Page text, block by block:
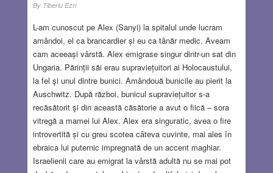
By Tiberiu Ezri
L-am cunoscut pe Alex (Sanyi) la spitalul unde lucram
amândoi, el ca brancardier și eu ca tânăr medic. Aveam
cam aceeași vârstă. Alex emigrase singur dintr-un sat din
Ungaria. Părinții săi erau supraviețuitori ai Holocaustului,
la fel şi unul dintre bunici. Amândouă bunicile au pierit la
Auschwitz. După război, bunicul supraviețuitor s-a
recăsătorit şi din această căsătorie a avut o fiică – sora
vitregă a mamei lui Alex. Alex era singuratic, avea o fire
introvertită și cu greu scotea câteva cuvinte, mai ales în
ebraica lui puternic impregnată de un accent maghiar.
Israelienii care au emigrat la vârstă adultă nu se mai pot